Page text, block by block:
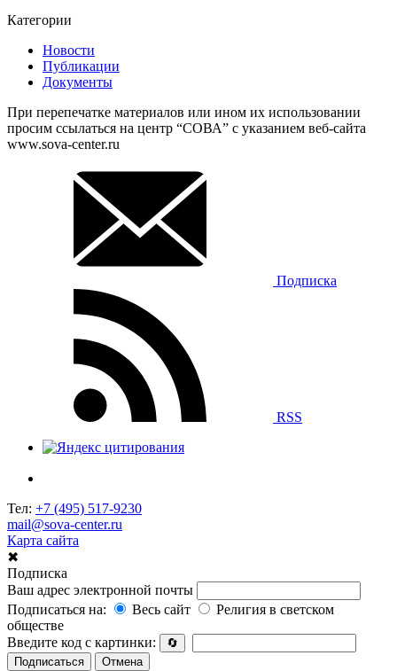
Категории
Новости
Публикации
Документы
При перепечатке материалов или ином их использовании
просим ссылаться на центр “СОВА” с указанием веб-сайта
www.sova-center.ru
Подписка
RSS
Тел: +7 (495) 517-9230
mail@sova-center.ru
Карта сайта
✖
Подписка
Ваш адрес электронной почты
Подписаться на:
Весь сайт
Религия в светском
обществе
Введите код с картинки:
🔄
Подписаться
Отмена